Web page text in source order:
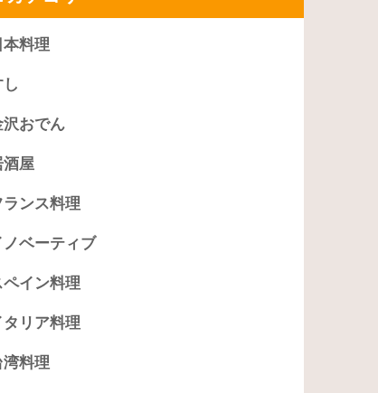
本料理
沢おでん
酒屋
ランス料理
ノベーティブ
ペイン料理
タリア料理
湾料理